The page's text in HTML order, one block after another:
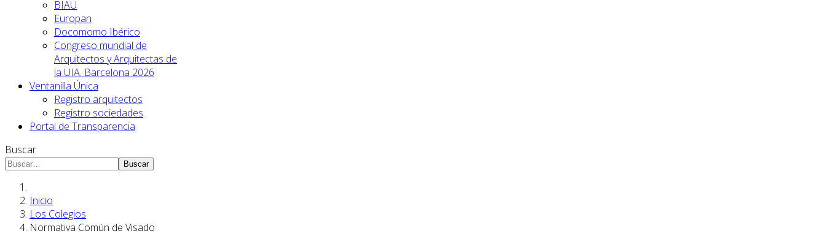
BIAU
Europan
Docomomo Ibérico
Congreso mundial de
Arquitectos y Arquitectas de
la UIA. Barcelona 2026
Ventanilla Única
Registro arquitectos
Registro sociedades
Portal de Transparencia
Buscar
Buscar
Inicio
Los Colegios
Normativa Común de Visado